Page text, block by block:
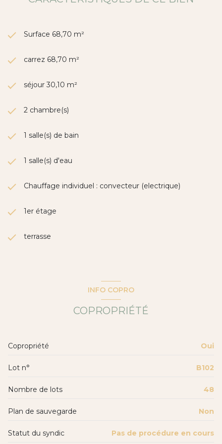
Surface 68,70 m²
carrez 68,70 m²
séjour 30,10 m²
2 chambre(s)
1 salle(s) de bain
1 salle(s) d'eau
Chauffage individuel : convecteur (electrique)
1er étage
terrasse
INFO COPRO
COPROPRIÉTÉ
Copropriété Oui
Lot n° B102
Nombre de lots 48
Plan de sauvegarde Non
Statut du syndic Pas de procédure en cours